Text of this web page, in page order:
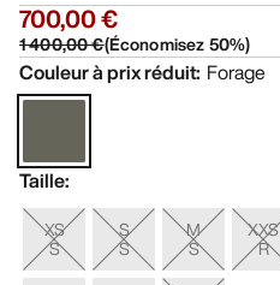
700,00 €
1 400,00 €(Économisez50%)
Couleur à prix réduit: Forage
Taille:
XS
S
S
S
M
S
XXS
R